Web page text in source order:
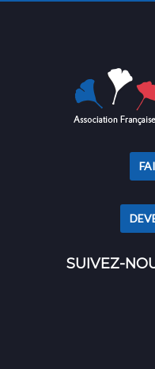
SUIVEZ-